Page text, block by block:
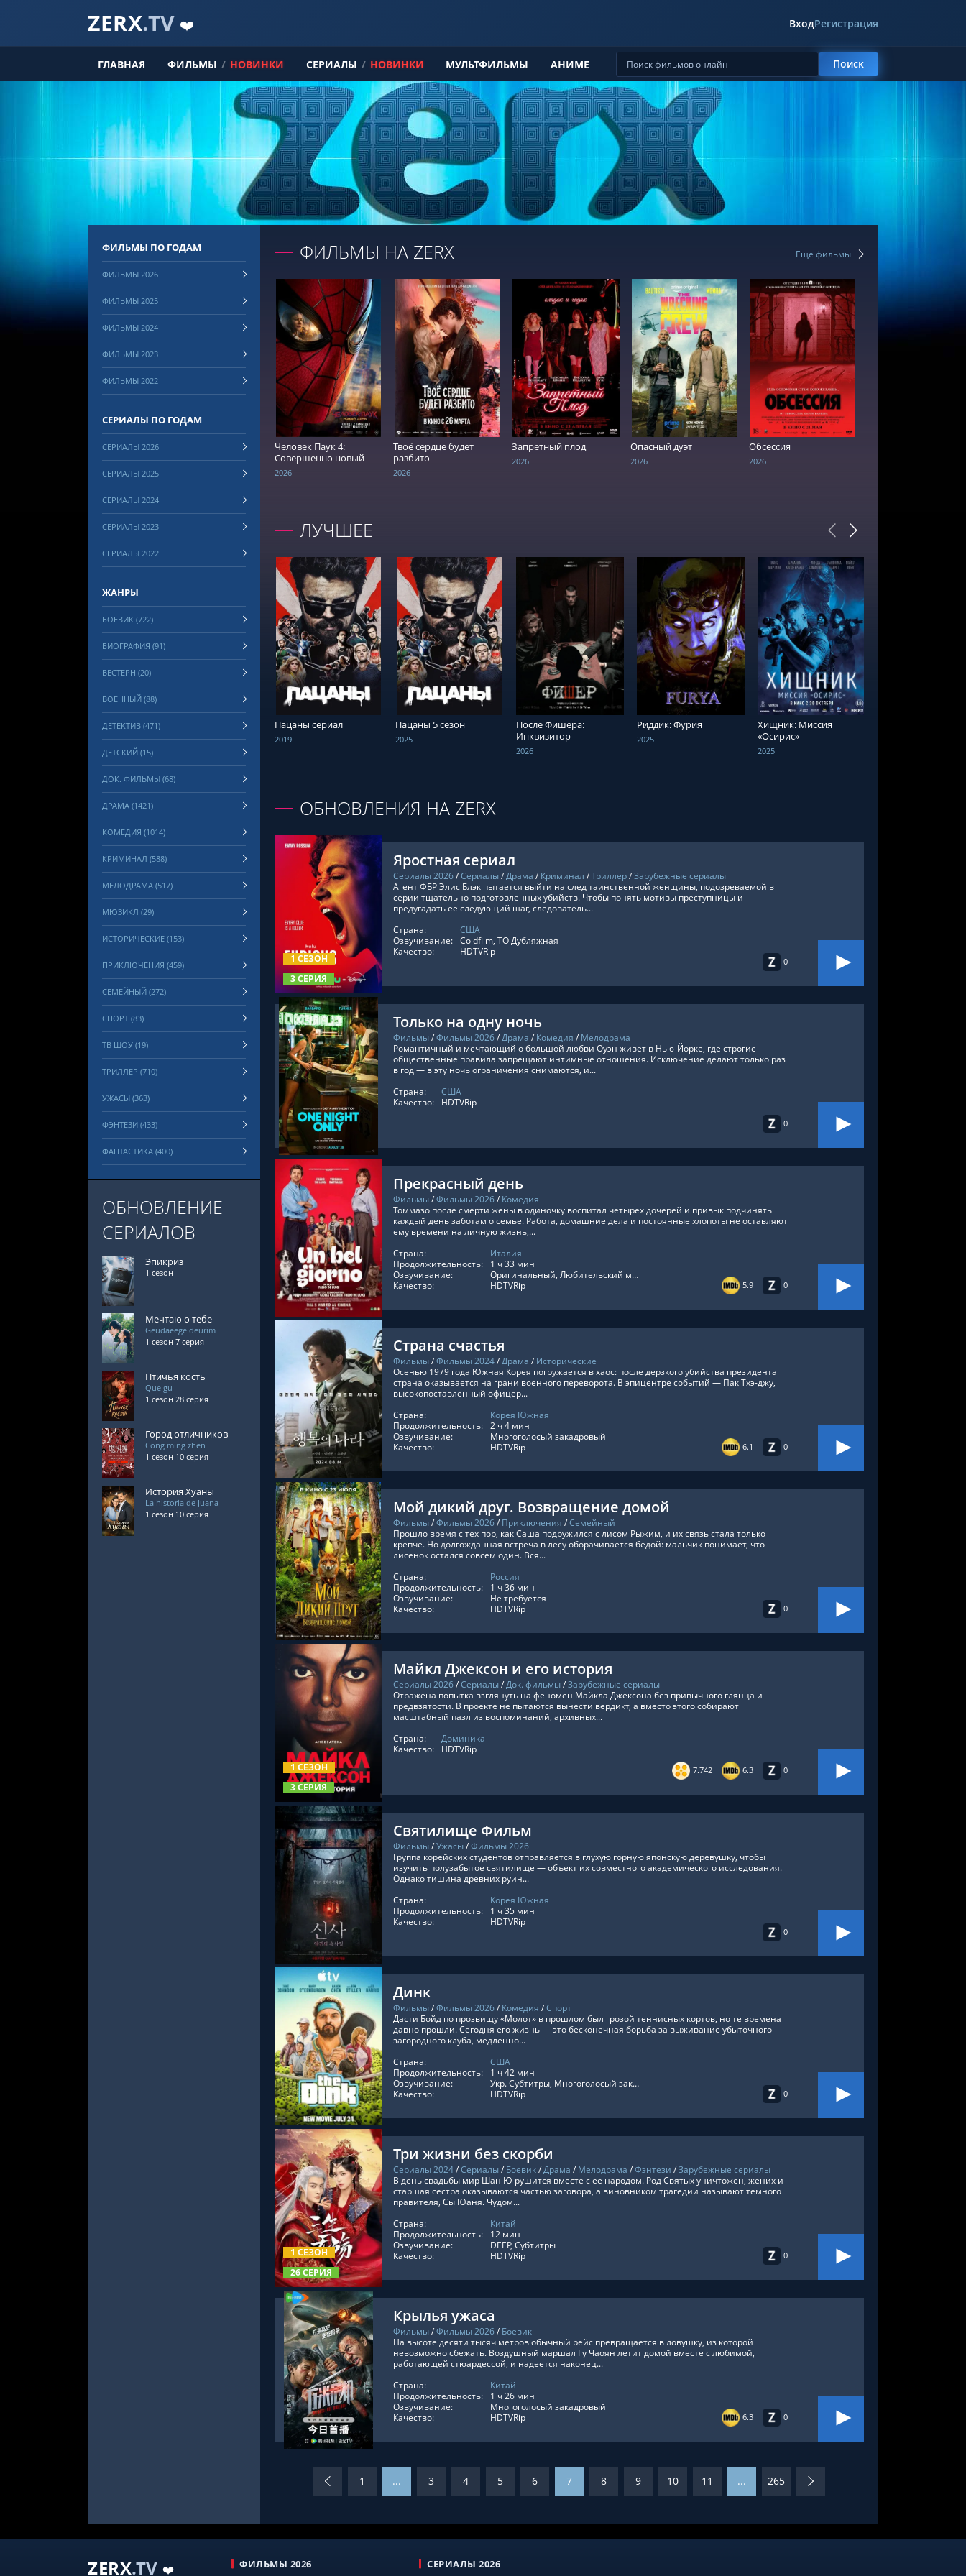
ZERX.TV ❤️ ВходРегистрация
ГЛАВНАЯ ФИЛЬМЫ / НОВИНКИ СЕРИАЛЫ / НОВИНКИ МУЛЬТФИЛЬМЫ АНИМЕ Поиск
ФИЛЬМЫ НА ZERX Еще фильмы
СМОТРЕТЬ ОНЛАЙН
Человек Паук 4:
Совершенно новый
день
2026
СМОТРЕТЬ ОНЛАЙН
Твоё сердце будет
разбито
2026
СМОТРЕТЬ ОНЛАЙН
Запретный плод
2026
СМОТРЕТЬ ОНЛАЙН
Опасный дуэт
2026
СМОТРЕТЬ ОНЛАЙН
Обсессия
2026
ЛУЧШЕЕ
СМОТРЕТЬ ОНЛАЙН
Пацаны сериал
2019
СМОТРЕТЬ ОНЛАЙН
Пацаны 5 сезон
2025
СМОТРЕТЬ ОНЛАЙН
После Фишера:
Инквизитор
2026
СМОТРЕТЬ ОНЛАЙН
Риддик: Фурия
2025
СМОТРЕТЬ ОНЛАЙН
Хищник: Миссия
«Осирис»
2025
ОБНОВЛЕНИЯ НА ZERX
1 СЕЗОН
3 СЕРИЯ
СМОТРЕТЬ ОНЛАЙН
Яростная сериал
Сериалы 2026/Сериалы/Драма / Криминал /Триллер/Зарубежные сериалы
0
Агент ФБР Элис Блэк пытается выйти на след таинственной женщины, подозреваемой в
серии тщательно подготовленных убийств. Чтобы понять мотивы преступницы и
предугадать ее следующий шаг, следователь...
Страна:
США
Озвучивание: Coldfilm, ТО Дубляжная
Качество:
HDTVRip
СМОТРЕТЬ ОНЛАЙН
Только на одну ночь
Фильмы/Фильмы 2026/Драма / Комедия / Мелодрама
0
Романтичный и мечтающий о большой любви Оуэн живет в Нью-Йорке, где строгие
общественные правила запрещают интимные отношения. Исключение делают только раз
в год — в эту ночь ограничения снимаются, и...
Страна:
США
Качество:
HDTVRip
СМОТРЕТЬ ОНЛАЙН
Прекрасный день
Фильмы/Фильмы 2026/ Комедия
5.9 0
Томмазо после смерти жены в одиночку воспитал четырех дочерей и привык подчинять
каждый день заботам о семье. Работа, домашние дела и постоянные хлопоты не оставляют
ему времени на личную жизнь,...
Страна:
Италия
Продолжительность:
1 ч 33 мин
Озвучивание:
Оригинальный, Любительский многоголосый, Многоголосый закадровый
Качество:
HDTVRip
СМОТРЕТЬ ОНЛАЙН
Страна счастья
Фильмы/Фильмы 2024/Драма / Исторические
6.1 0
Осенью 1979 года Южная Корея погружается в хаос: после дерзкого убийства президента
страна оказывается на грани военного переворота. В эпицентре событий — Пак Тхэ-джу,
высокопоставленный офицер...
Страна:
Корея Южная
Продолжительность: 2 ч 4 мин
Озвучивание:
Многоголосый закадровый
Качество:
HDTVRip
СМОТРЕТЬ ОНЛАЙН
Мой дикий друг. Возвращение домой
Фильмы/Фильмы 2026/ Приключения /Семейный
0
Прошло время с тех пор, как Саша подружился с лисом Рыжим, и их связь стала только
крепче. Но долгожданная встреча в лесу оборачивается бедой: мальчик понимает, что
лисенок остался совсем один. Вся...
Страна:
Россия
Продолжительность:
1 ч 36 мин
Озвучивание:
Не требуется
Качество:
HDTVRip
1 СЕЗОН
3 СЕРИЯ
СМОТРЕТЬ ОНЛАЙН
Майкл Джексон и его история
Сериалы 2026/Сериалы/Док. фильмы/Зарубежные сериалы
7.742 6.3 0
Отражена попытка взглянуть на феномен Майкла Джексона без привычного глянца и
предвзятости. В проекте не пытаются вынести вердикт, а вместо этого собирают
масштабный пазл из воспоминаний, архивных...
Страна:
Доминика
Качество:
HDTVRip
СМОТРЕТЬ ОНЛАЙН
Святилище Фильм
Фильмы/Ужасы/Фильмы 2026
0
Группа корейских студентов отправляется в глухую горную японскую деревушку, чтобы
изучить полузабытое святилище — объект их совместного академического исследования.
Однако тишина древних руин...
Страна:
Корея Южная
Продолжительность:
1 ч 35 мин
Качество:
HDTVRip
СМОТРЕТЬ ОНЛАЙН
Динк
Фильмы/Фильмы 2026/ Комедия /Спорт
0
Дасти Бойд по прозвищу «Молот» в прошлом был грозой теннисных кортов, но те времена
давно прошли. Сегодня его жизнь — это бесконечная борьба за выживание убыточного
загородного клуба, медленно...
Страна:
США
Продолжительность:
1 ч 42 мин
Озвучивание:
Укр. Субтитры, Многоголосый закадровый, Субтитры
Качество:
HDTVRip
1 СЕЗОН
26 СЕРИЯ
СМОТРЕТЬ ОНЛАЙН
Три жизни без скорби
Сериалы 2024/Сериалы/ Боевик/Драма / Мелодрама /Фэнтези /Зарубежные сериалы
0
В день свадьбы мир Шан Ю рушится вместе с ее народом. Род Святых уничтожен, жених и
старшая сестра оказываются частью заговора, а виновником трагедии называют темного
правителя, Сы Юаня. Чудом...
Страна:
Китай
Продолжительность:
12 мин
Озвучивание:
DEEP, Субтитры
Качество:
HDTVRip
СМОТРЕТЬ ОНЛАЙН
Крылья ужаса
Фильмы/Фильмы 2026/ Боевик
6.3 0
На высоте десяти тысяч метров обычный рейс превращается в ловушку, из которой
невозможно сбежать. Воздушный маршал Гу Чаоян летит домой вместе с любимой,
работающей стюардессой, и надеется наконец...
Страна:
Китай
Продолжительность:
1 ч 26 мин
Озвучивание:
Многоголосый закадровый
Качество:
HDTVRip
1 ... 3 4 5 6 7 8 9 10 11 ... 265
ФИЛЬМЫ ПО ГОДАМ
ФИЛЬМЫ 2026
ФИЛЬМЫ 2025
ФИЛЬМЫ 2024
ФИЛЬМЫ 2023
ФИЛЬМЫ 2022
СЕРИАЛЫ ПО ГОДАМ
СЕРИАЛЫ 2026
СЕРИАЛЫ 2025
СЕРИАЛЫ 2024
СЕРИАЛЫ 2023
СЕРИАЛЫ 2022
ЖАНРЫ
БОЕВИК (722)
БИОГРАФИЯ (91)
ВЕСТЕРН (20)
ВОЕННЫЙ (88)
ДЕТЕКТИВ (471)
ДЕТСКИЙ (15)
ДОК. ФИЛЬМЫ (68)
ДРАМА (1421)
КОМЕДИЯ (1014)
КРИМИНАЛ (588)
МЕЛОДРАМА (517)
МЮЗИКЛ (29)
ИСТОРИЧЕСКИЕ (153)
ПРИКЛЮЧЕНИЯ (459)
СЕМЕЙНЫЙ (272)
СПОРТ (83)
ТВ ШОУ (19)
ТРИЛЛЕР (710)
УЖАСЫ (363)
ФЭНТЕЗИ (433)
ФАНТАСТИКА (400)
ОБНОВЛЕНИЕ
СЕРИАЛОВ
Эпикриз
1 сезон
Мечтаю о тебе
Geudaeege deurim
1 сезон 7 серия
Птичья кость
Que gu
1 сезон 28 серия
Город отличников
Cong ming zhen
1 сезон 10 серия
История Хуаны
La historia de Juana
1 сезон 10 серия
ZERX.TV ❤️ ФИЛЬМЫ 2026 СЕРИАЛЫ 2026